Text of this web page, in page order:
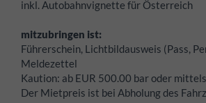
inkl. Autobahnvignette für Österreich
mitzubringen ist:
Führerschein, Lichtbildausweis (Pass,
Meldezettel
Kaution: ab EUR 500.00 bar oder
Der Mietpreis ist bei Abholung des